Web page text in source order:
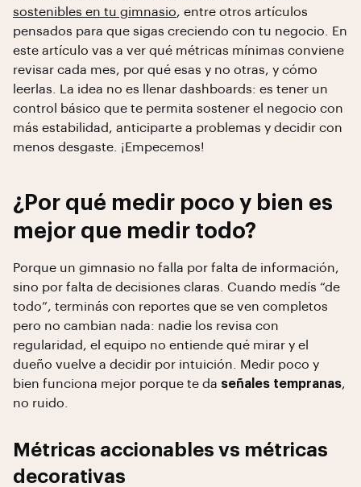
sostenibles en tu gimnasio, entre otros artículos
pensados para que sigas creciendo con tu negocio. En
este artículo vas a ver qué métricas mínimas conviene
revisar cada mes, por qué esas y no otras, y cómo
leerlas. La idea no es llenar dashboards: es tener un
control básico que te permita sostener el negocio con
más estabilidad, anticiparte a problemas y decidir con
menos desgaste. ¡Empecemos!
¿Por qué medir poco y bien es
mejor que medir todo?
Porque un gimnasio no falla por falta de información,
sino por falta de decisiones claras. Cuando medís “de
todo”, terminás con reportes que se ven completos
pero no cambian nada: nadie los revisa con
regularidad, el equipo no entiende qué mirar y el
dueño vuelve a decidir por intuición. Medir poco y
bien funciona mejor porque te da señales tempranas,
no ruido.
Métricas accionables vs métricas
decorativas